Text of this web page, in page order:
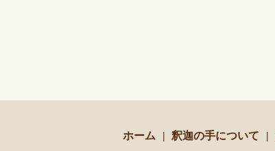
ホーム 釈迦の手について